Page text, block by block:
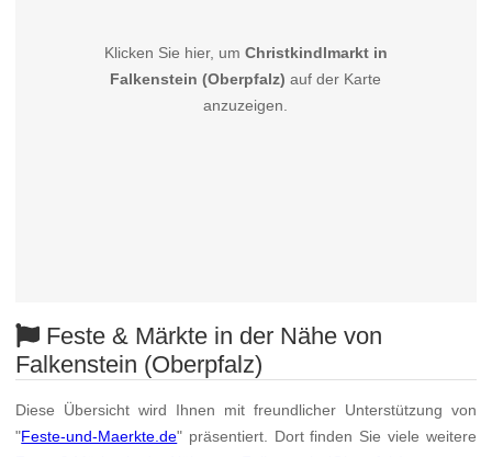
Klicken Sie hier, um Christkindlmarkt in
Falkenstein (Oberpfalz) auf der Karte
anzuzeigen.
Feste & Märkte in der Nähe von
Falkenstein (Oberpfalz)
Diese Übersicht wird Ihnen mit freundlicher Unterstützung von
"Feste-und-Maerkte.de" präsentiert. Dort finden Sie viele weitere